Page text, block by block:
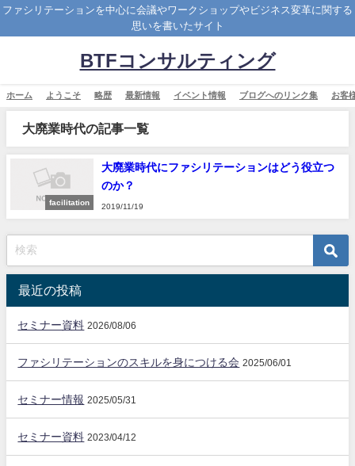
ファシリテーションを中心に会議やワークショップやビジネス変革に関する
思いを書いたサイト
BTFコンサルティング
ホーム ようこそ 略歴 最新情報 イベント情報 ブログへのリンク集 お客
大廃業時代の記事一覧
facilitation
大廃業時代にファシリテーションはどう役立つ
のか？
2019/11/19
最近の投稿
セミナー資料 2026/08/06
ファシリテーションのスキルを身につける会 2025/06/01
セミナー情報 2025/05/31
セミナー資料 2023/04/12